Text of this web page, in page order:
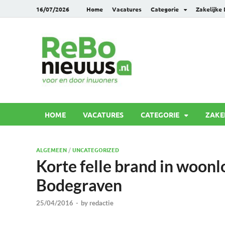
16/07/2026 Home Vacatures Categorie Zakelijke
HOME VACATURES CATEGORIE
ALGEMEEN /UNCATEGORIZED
Korte felle brand in
Bodegraven
25/04/2016 - by redactie